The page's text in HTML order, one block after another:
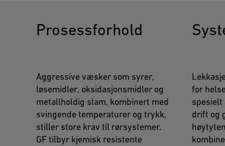
Prosessforhold
Aggressive væsker som syrer,
løsemidler, oksidasjonsmidler og
metallholdig slam, kombinert med
svingende temperaturer og trykk,
stiller store krav til rørsystemer.
GF tilbyr kjemisk resistente
for
spesielt
drift og